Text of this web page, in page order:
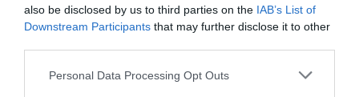
also be disclosed by us to third parties on the IAB’s List of
Downstream Participants that may further disclose it to other
Personal Data Processing Opt Outs
estos complejos en una referencia mundial para el
deporte y la educación, construyendo una plataforma
de todo el mundo”, ha agregado Kiyomi Cerezo, director